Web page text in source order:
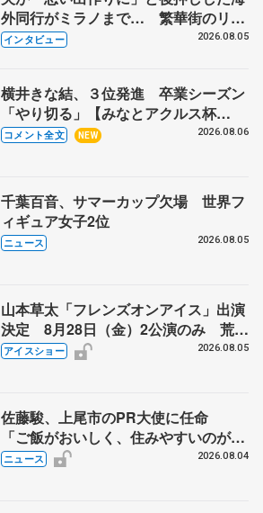
外同行がミラノまで… 繁華街のリン
クでは不良のお兄さんも味方に 小林
インタビュー 2026.08.05
横井きな結、３位発進 卒業シーズン
「やり切る」【みなとアクルス杯
SP】
コメント全文 NEW 2026.08.06
千葉百音、サマーカップ欠場 世界フ
ィギュア女子2位
ニュース 2026.08.05
山本草太「フレンズオンアイス」出演
決定 8月28日（金）2公演のみ 荒川
静香さんプロデュース、20周年のアイ
アイスショー 2026.08.05
佐藤駿、上尾市のPR大使に任命
「ご飯がおいしく、住みやすいのが魅
力」
ニュース 2026.08.04